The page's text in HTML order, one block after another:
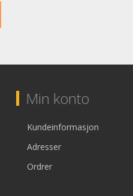
Min konto
Kundeinformasjon
Adresser
Ordrer